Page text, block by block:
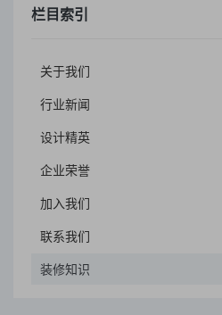
栏目索引
关于我们
行业新闻
设计精英
企业荣誉
加入我们
联系我们
装修知识